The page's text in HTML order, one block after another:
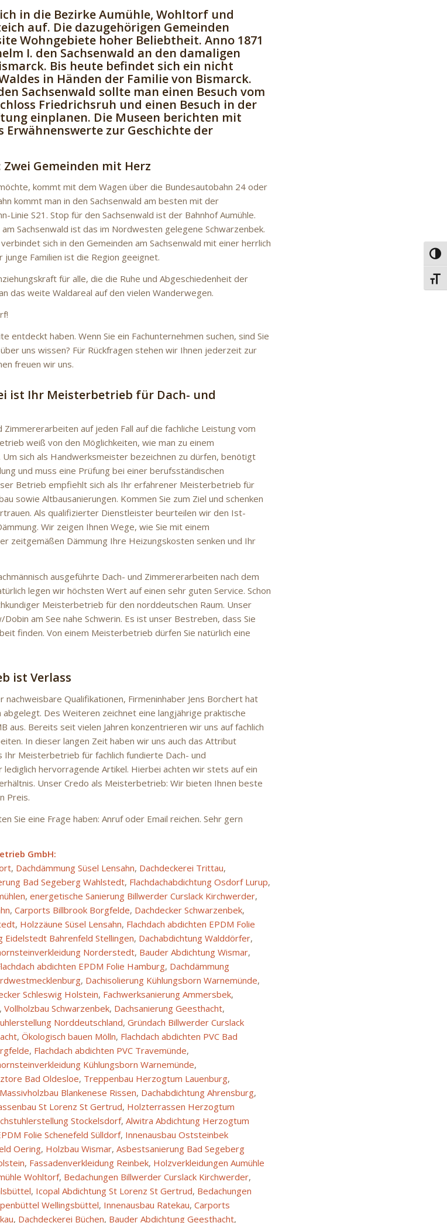
in die Bezirke Aumühle, Wohltorf und
auf. Die dazugehörigen Gemeinden
Wohngebiete hoher Beliebtheit. Anno 1871
I. den Sachsenwald an den damaligen
Bis heute befindet sich ein nicht
in Händen der Familie von Bismarck.
Sachsenwald sollte man einen Besuch vom
Friedrichsruh und einen Besuch in der
einplanen. Die Museen berichten mit
Erwähnenswerte zur Geschichte der
Gemeinden mit Herz
kommt mit dem Wagen über die Bundesautobahn 24 oder
kommt man in den Sachsenwald am besten mit der
Linie S21. Stop für den Sachsenwald ist der Bahnhof Aumühle.
Sachsenwald ist das im Nordwesten gelegene Schwarzenbek.
sich in den Gemeinden am Sachsenwald mit einer herrlich
Familien ist die Region geeignet.
für alle, die die Ruhe und Abgeschiedenheit der
das weite Waldareal auf den vielen Wanderwegen.
entdeckt haben. Wenn Sie ein Fachunternehmen suchen, sind Sie
uns wissen? Für Rückfragen stehen wir Ihnen jederzeit zur
freuen wir uns.
ist Ihr Meisterbetrieb für Dach- und
Zimmererarbeiten auf jeden Fall auf die fachliche Leistung vom
weiß von den Möglichkeiten, wie man zu einem
sich als Handwerksmeister bezeichnen zu dürfen, benötigt
und muss eine Prüfung bei einer berufsständischen
Betrieb empfiehlt sich als Ihr erfahrener Meisterbetrieb für
sowie Altbausanierungen. Kommen Sie zum Ziel und schenken
Als qualifizierter Dienstleister beurteilen wir den Ist-
Wir zeigen Ihnen Wege, wie Sie mit einem
zeitgemäßen Dämmung Ihre Heizungskosten senken und Ihr
ausgeführte Dach- und Zimmererarbeiten nach dem
legen wir höchsten Wert auf einen sehr guten Service. Schon
Meisterbetrieb für den norddeutschen Raum. Unser
am See nahe Schwerin. Es ist unser Bestreben, dass Sie
finden. Von einem Meisterbetrieb dürfen Sie natürlich eine
ist Verlass
Qualifikationen, Firmeninhaber Jens Borchert hat
Des Weiteren zeichnet eine langjährige praktische
aus. Bereits seit vielen Jahren konzentrieren wir uns auf fachlich
In dieser langen Zeit haben wir uns auch das Attribut
Ihr Meisterbetrieb für fachlich fundierte Dach- und
hervorragende Artikel. Hierbei achten wir stets auf ein
Unser Credo als Meisterbetrieb: Wir bieten Ihnen beste
Preis.
Sie eine Frage haben: Anruf oder Email reichen. Sehr gern
GmbH:
, Dachdämmung Süsel Lensahn, Dachdeckerei Trittau,
Bad Segeberg Wahlstedt, Flachdachabdichtung Osdorf Lurup,
, energetische Sanierung Billwerder Curslack Kirchwerder,
, Carports Billbrook Borgfelde, Dachdecker Schwarzenbek,
, Holzzäune Süsel Lensahn, Flachdach abdichten EPDM Folie
Eidelstedt Bahrenfeld Stellingen, Dachabdichtung Walddörfer,
Norderstedt, Bauder Abdichtung Wismar,
abdichten EPDM Folie Hamburg, Dachdämmung
, Dachisolierung Kühlungsborn Warnemünde,
Schleswig Holstein, Fachwerksanierung Ammersbek,
, Vollholzbau Schwarzenbek, Dachsanierung Geesthacht,
Norddeutschland, Gründach Billwerder Curslack
, Ökologisch bauen Mölln, Flachdach abdichten PVC Bad
, Flachdach abdichten PVC Travemünde,
Kühlungsborn Warnemünde,
Bad Oldesloe, Treppenbau Herzogtum Lauenburg,
Massivholzbau Blankenese Rissen, Dachabdichtung Ahrensburg,
St Lorenz St Gertrud, Holzterrassen Herzogtum
Stockelsdorf, Alwitra Abdichtung Herzogtum
Folie Schenefeld Sülldorf, Innenausbau Oststeinbek
Oering, Holzbau Wismar, Asbestsanierung Bad Segeberg
, Fassadenverkleidung Reinbek, Holzverkleidungen Aumühle
Wohltorf, Bedachungen Billwerder Curslack Kirchwerder,
, Icopal Abdichtung St Lorenz St Gertrud, Bedachungen
Wellingsbüttel, Innenausbau Ratekau, Carports
, Dachdeckerei Büchen, Bauder Abdichtung Geesthacht,